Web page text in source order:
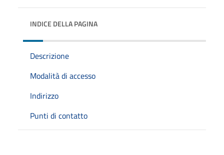
INDICE DELLA PAGINA
Descrizione
Modalità di accesso
Indirizzo
Punti di contatto